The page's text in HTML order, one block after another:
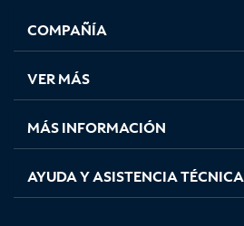
abre
en
pestaña
nueva
abre
en
pestaña
nueva
abre
en
pestaña
nueva
en
nueva
COMPAÑÍA
VER MÁS
MÁS INFORMACIÓN
AYUDA Y ASISTENCIA TÉCNICA